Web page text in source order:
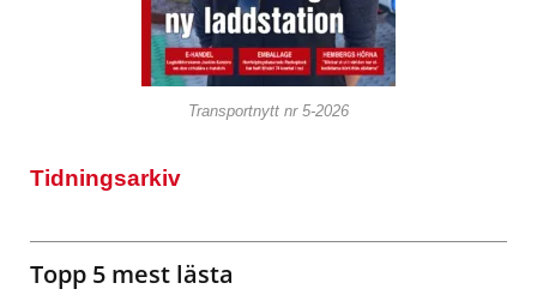
Transportnytt nr 5-2026
Tidningsarkiv
Topp 5 mest lästa